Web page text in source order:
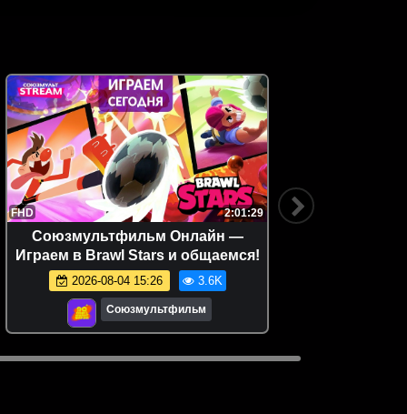
FHD 2:01:29
Союзмультфильм Онлайн —
Играем в Brawl Stars и общаемся!
2026-08-04 15:26 3.6K
Союзмультфильм